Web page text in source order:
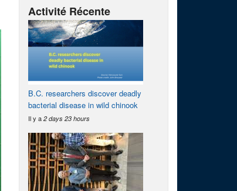
Activité Récente
B.C. researchers discover deadly
bacterial disease in wild chinook
Il y a 2 days 23 hours